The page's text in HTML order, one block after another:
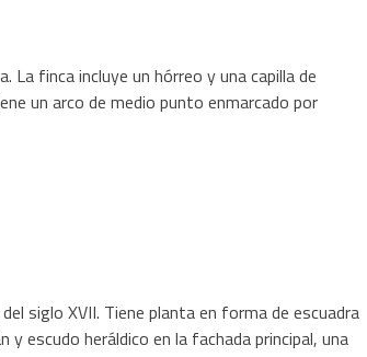
finca incluye un hórreo y una capilla de
un arco de medio punto enmarcado por
siglo XVII. Tiene planta en forma de escuadra
escudo heráldico en la fachada principal, una